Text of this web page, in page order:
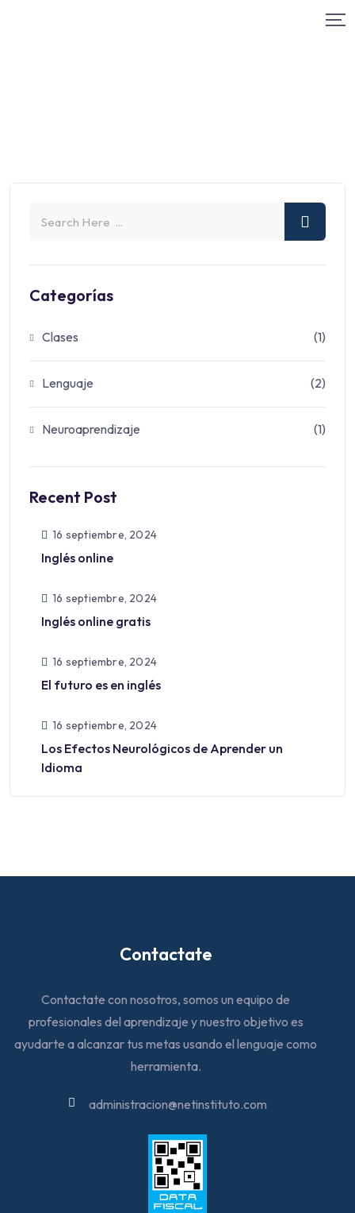
Categorías
Clases (1)
Lenguaje (2)
Neuroaprendizaje (1)
Recent Post
16 septiembre, 2024
Inglés online
16 septiembre, 2024
Inglés online gratis
16 septiembre, 2024
El futuro es en inglés
16 septiembre, 2024
Los Efectos Neurológicos de Aprender un
Idioma
Contactate
Contactate con nosotros, somos un equipo de
profesionales del aprendizaje y nuestro objetivo es
ayudarte a alcanzar tus metas usando el lenguaje como
herramienta.
administracion@netinstituto.com